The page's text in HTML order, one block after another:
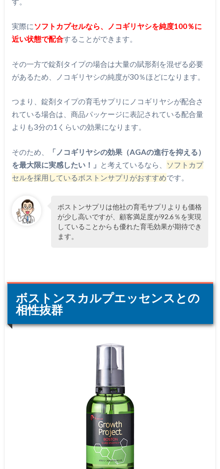
実際にソフトカプセルなら、ノコギリヤシを純度100％に
近い状態で配合することができます。
その一方で錠剤タイプの場合は大量の賦形剤を混ぜる必要
があるため、ノコギリヤシの純度が30％ほどになります。
つまり、錠剤タイプの育毛サプリにノコギリヤシが配合さ
れている場合は、商品パッケージに表記されている配合量
よりも3分の1くらいの効果になります。
そのため、
「ノコギリヤシの効果（AGAの進行を抑える）
を最大限に実感したい！」 と考えているなら、
ソフトカプ
セルを採用しているボストンサプリがおすすめです。
ボストンサプリは他社の育毛サプリよりも価格
が少し高いですが、顧客満足度が92.6％を実現
していることからも優れた育毛効果が期待でき
ます。
ボストンスカルプエッセンスとの
相性抜群